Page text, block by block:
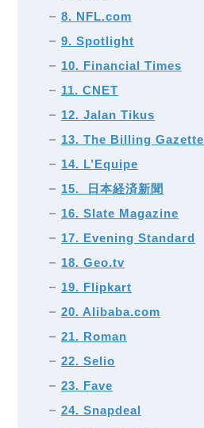
8. NFL.com
9. Spotlight
10. Financial Times
11. CNET
12. Jalan Tikus
13. The Billing Gazette
14. L’Equipe
15. 日本経済新聞
16. Slate Magazine
17. Evening Standard
18. Geo.tv
19. Flipkart
20. Alibaba.com
21. Roman
22. Selio
23. Fave
24. Snapdeal